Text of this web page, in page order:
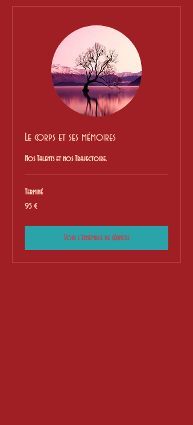
Le corps et ses mémoires
Nos Talents et nos Trajectoire.
Terminé
95
euros
95 €
Voir l'ensemble de séances